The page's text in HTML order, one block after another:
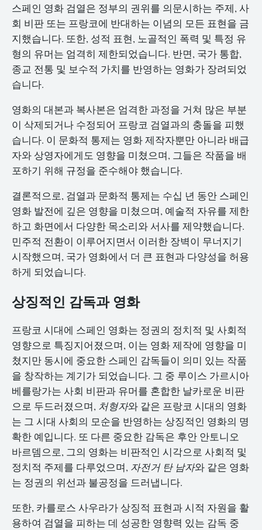
스페인 영화 검열은 정부의 권위를 의문시하는 주제, 사
회 비판 또는 프랑코에 반대하는 이념의 모든 표현을 금
지했습니다. 또한, 성적 표현, 노골적인 폭력 및 특정 유
형의 유머는 엄격히 제한되었습니다. 반면, 국가 통합,
종교 전통 및 보수적 가치를 반영하는 영화가 장려되었
습니다.
영화의 대본과 복사본은 엄격한 과정을 거쳐 많은 부분
이 삭제되거나 수정되어 프랑코 검열과의 충돌을 피했
습니다. 이 문화적 통제는 영화 제작자뿐만 아니라 배급
자와 상영자에게도 영향을 미쳤으며, 그들은 작품을 배
포하기 위해 규정을 준수해야 했습니다.
결론적으로, 검열과 문화적 통제는 수십 년 동안 스페인
영화 발전에 깊은 영향을 미쳤으며, 예술적 자유를 제한
하고 화면에서 다양한 목소리와 서사를 제약했습니다.
민주적 전환이 이루어지면서 이러한 장벽이 무너지기
시작했으며, 국가 영화에서 더 큰 표현과 다양성을 허용
하게 되었습니다.
상징적인 감독과 영화
프랑코 시대에 스페인 영화는 정권의 정치적 및 사회적
영향으로 특징지어졌으며, 이는 영화 제작에 영향을 미
쳤지만 동시에 중요한 스페인 감독들이 의미 있는 작품
을 창작하는 계기가 되었습니다. 그 중 루이스 가르시아
베를랑가는 사회 비판과 유머를 혼합한 날카로운 비판
으로 두드러졌으며, 처형자와 같은 프랑코 시대의 영화
는 그 시대 사회의 모순을 반영하는 상징적인 영화의 명
확한 예입니다. 또 다른 중요한 감독은 후안 안토니오
바르뎀으로, 그의 영화는 비판적인 시각으로 사회적 및
정치적 주제를 다루었으며, 자전거 탄 남자와 같은 영화
는 정권의 위선과 불공정을 드러냅니다.
또한, 카를로스 사우라가 상징적 표현과 시적 자원을 활
용하여 검열을 피하는 데 성공한 영향력 있는 감독 중